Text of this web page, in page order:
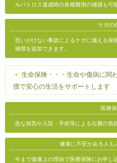
ルバトロス達成時の各種費用の補償も可
ケガの
思いがけない事故によるケガに備える保
補償を追加できます。
生命保険・・・生命や傷病に関
償で安心の生活をサポートします
医療
急な病気や入院・手術等による出費の負
健康に不安がある人も
今まで健康上の理由で医療保険にお申し